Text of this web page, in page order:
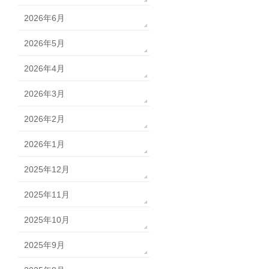
2026年6月
2026年5月
2026年4月
2026年3月
2026年2月
2026年1月
2025年12月
2025年11月
2025年10月
2025年9月